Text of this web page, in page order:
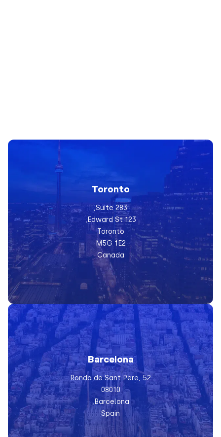
Toronto
Suite 283,
123 Edward St,
Toronto
M5G 1E2
Canada
Barcelona
Ronda de Sant Pere, 52
08010
Barcelona,
Spain